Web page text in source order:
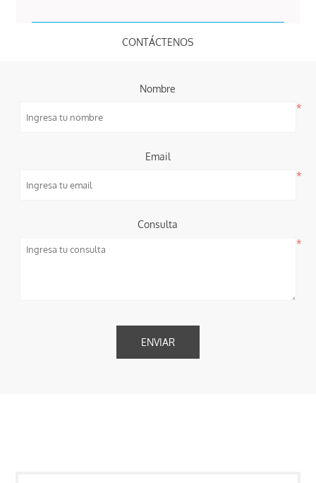
CONTÁCTENOS
Nombre
*
Email
*
Consulta
*